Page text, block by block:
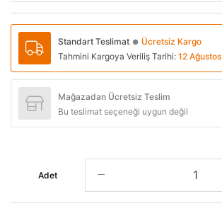
Standart Teslimat ● Ücretsiz Kargo
Tahmini Kargoya Veriliş Tarihi: 12 Ağustos
Mağazadan Ücretsiz Teslim
Bu teslimat seçeneği uygun değil
Adet